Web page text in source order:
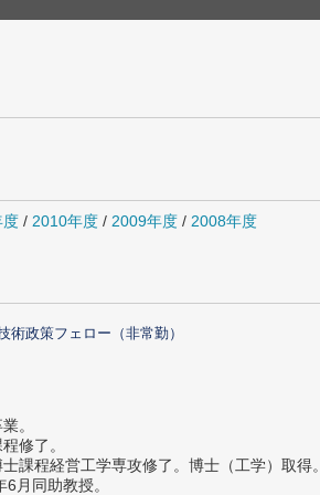
度 / 2010年度 / 2009年度 / 2008年度
政策フェロー（非常勤）
。
修了。
課程経営工学専攻修了。博士（工学）取得。
月同助教授。